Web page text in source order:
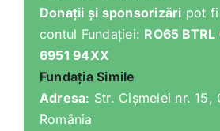
Donații și sponsorizări pot
contul Fundației: RO65
6951 94XX
Fundația Simile
Adresa: Str. Cișmelei nr. 15,
România